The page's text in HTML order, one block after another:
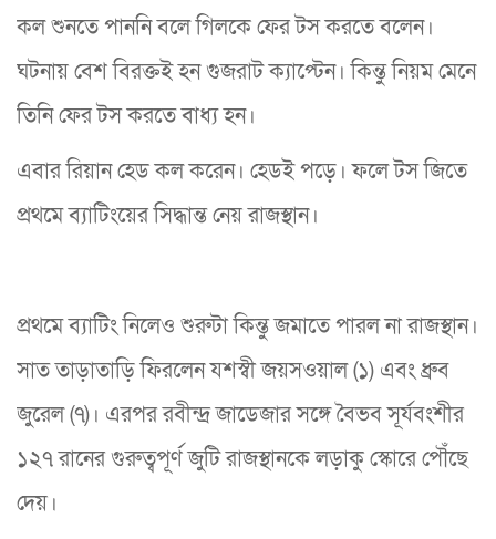
কল শুনতে পাননি বলে গিলকে ফের টস করতে বলেন।
ঘটনায় বেশ বিরক্তই হন গুজরাট ক্যাপ্টেন। কিন্তু নিয়ম মেনে
তিনি ফের টস করতে বাধ্য হন।
এবার রিয়ান হেড কল করেন। হেডই পড়ে। ফলে টস জিতে
প্রথমে ব্যাটিংয়ের সিদ্ধান্ত নেয় রাজস্থান।
প্রথমে ব্যাটিং নিলেও শুরুটা কিন্তু জমাতে পারল না রাজস্থান।
সাত তাড়াতাড়ি ফিরলেন যশস্বী জয়সওয়াল (১) এবং ধ্রুব
জুরেল (৭)। এরপর রবীন্দ্র জাডেজার সঙ্গে বৈভব সূর্যবংশীর
১২৭ রানের গুরুত্বপূর্ণ জুটি রাজস্থানকে লড়াকু স্কোরে পৌঁছে
দেয়।